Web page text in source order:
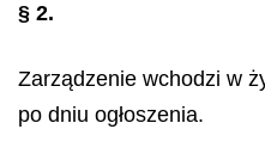
§ 2.
Zarządzenie wchodzi w
po dniu ogłoszenia.